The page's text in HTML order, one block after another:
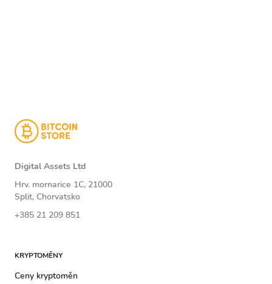
Digital Assets Ltd
Hrv. mornarice 1C, 21000
Split, Chorvatsko
+385 21 209 851
KRYPTOMĚNY
Ceny kryptoměn